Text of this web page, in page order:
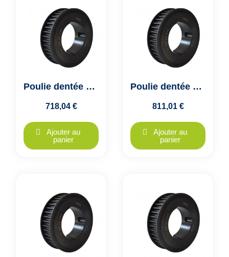
Poulie dentée HTD 14M - 112 dents - largeur 85mm - moyeu 3525
718,04 €
Ajouter au
panier
Poulie dentée HTD 14M - 144 dents - largeur 115mm - moyeu 4040
811,01 €
Ajouter au
panier